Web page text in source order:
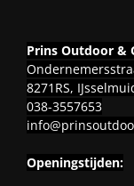
Prins Outdoor &
8271RS,
038-3557653
Openingstijden: